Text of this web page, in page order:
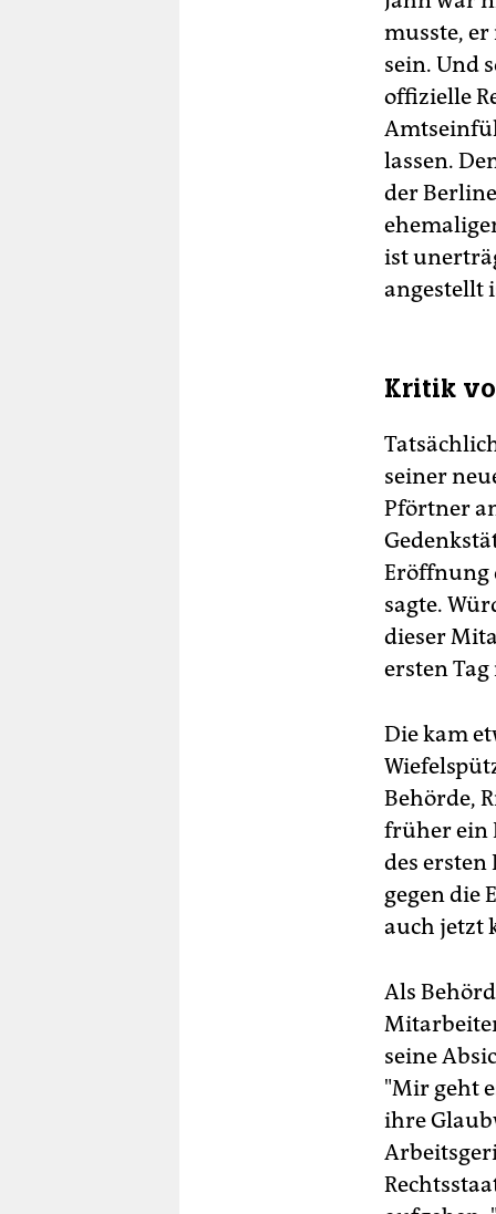
musste,
sein. Und
offizielle
lassen.
der
ist
angestellt
Kritik
seiner
Pförtner
Eröffnung
sagte.
dieser
ersten
Die kam
Behörde,
früher ein
des ersten
gegen die
auch jetzt
Als
seine
"Mir geht
ihre